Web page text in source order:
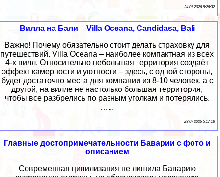
24 07 2026 8:26:32
Вилла на Бали – Villa Oceana, Candidasa, Bali
Важно! Почему обязательно стоит делать страховку для
путешествий. Villa Oceana – наиболее компактная из всех
4-х вилл. Относительно небольшая территория создаёт
эффект камерности и уютности – здесь, с одной стороны,
будет достаточно места для компании из 8-10 человек, а с
другой, на вилле не настолько большая территория,
чтобы все разбрелись по разным уголкам и потерялись.
…...
23 07 2026 5:17:18
Главные достопримечательности Баварии с фото и
описанием
Современная цивилизация не лишила Баварию